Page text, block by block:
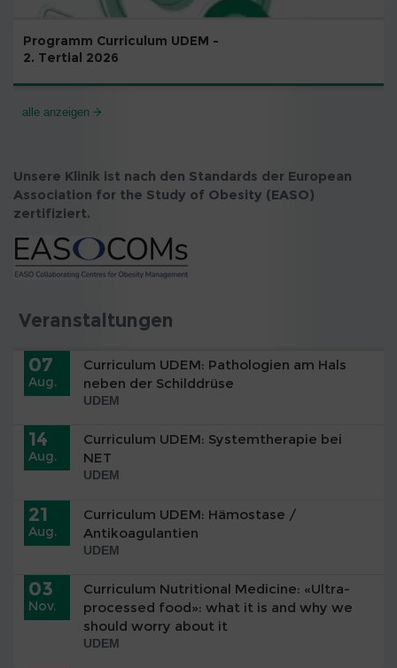
Programm Curriculum UDEM -
2. Tertial 2026
alle anzeigen
Unsere Klinik ist nach den Standards der European
Association for the Study of Obesity (EASO)
zertifiziert.
Veranstaltungen
07
Aug.
Curriculum UDEM: Pathologien am Hals
neben der Schilddrüse
UDEM
14
Aug.
Curriculum UDEM: Systemtherapie bei
NET
UDEM
21
Aug.
Curriculum UDEM: Hämostase /
Antikoagulantien
UDEM
03
Nov.
Curriculum Nutritional Medicine: «Ultra-
processed food»: what it is and why we
should worry about it
UDEM